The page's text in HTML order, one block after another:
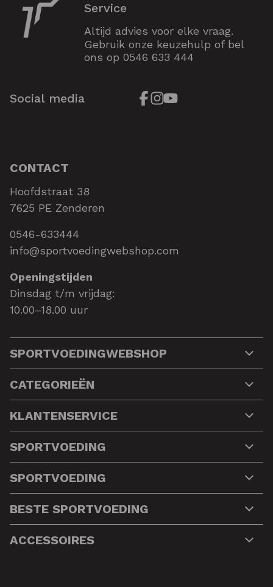
Service
Altijd advies voor elke vraag.
Gebruik onze keuzehulp of bel
ons op 0546 633 444
Social media
CONTACT
Hoofdstraat 38
7625 PE Zenderen
0546-633444
info@sportvoedingwebshop.com
Openingstijden
Dinsdag t/m vrijdag:
10.00–18.00 uur
SPORTVOEDINGWEBSHOP
CATEGORIEËN
KLANTENSERVICE
SPORTVOEDING
SPORTVOEDING
BESTE SPORTVOEDING
ACCESSOIRES